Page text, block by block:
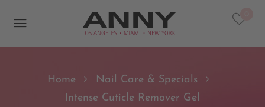
Home
Nail Care & Specials
Intense Cuticle Remover Gel